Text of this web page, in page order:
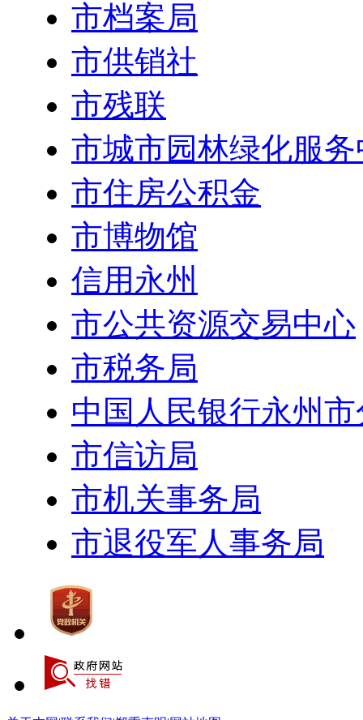
市档案局
市供销社
市残联
市城市园林绿化服
市住房公积金
市博物馆
信用永州
市公共资源交易中心
市税务局
中国人民银行永州
市信访局
市机关事务局
市退役军人事务局